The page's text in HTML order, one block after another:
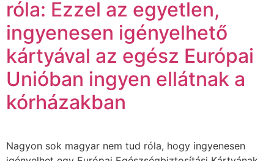
róla: Ezzel az egyetlen,
ingyenesen igényelhető
kártyával az egész Európai
Unióban ingyen ellátnak a
kórházakban
Nagyon sok magyar nem tud róla, hogy ingyenesen